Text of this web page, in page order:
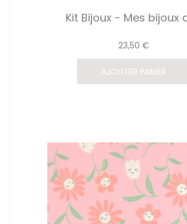
Kit Bijoux - Mes bijoux
23,50 €
AJOUTER PANIER